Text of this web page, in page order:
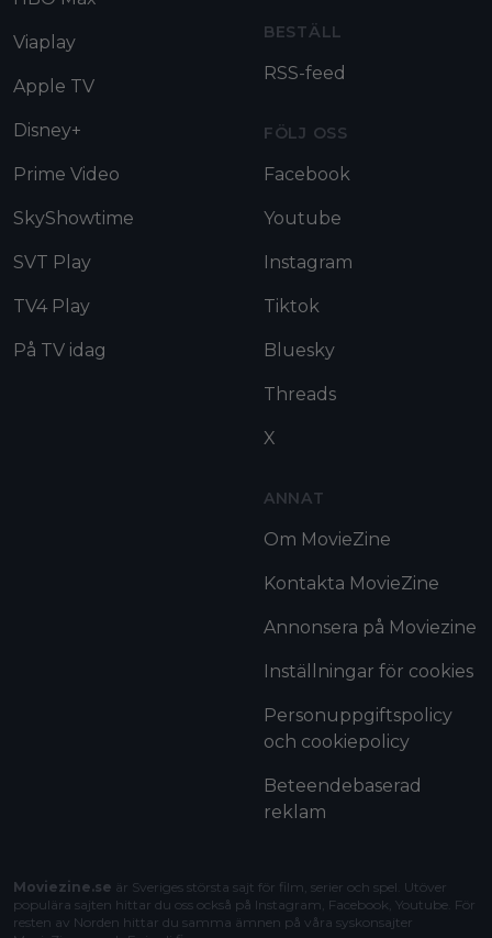
Viaplay
Apple TV
Disney+
Prime Video
SkyShowtime
SVT Play
TV4 Play
På TV idag
BESTÄLL
RSS-feed
FÖLJ OSS
Facebook
Youtube
Instagram
Tiktok
Bluesky
Threads
X
ANNAT
Om MovieZine
Kontakta MovieZine
Annonsera på Moviezine
Inställningar för cookies
Personuppgiftspolicy
och cookiepolicy
Beteendebaserad
reklam
Moviezine.se är Sveriges största sajt för film, serier och spel. Utöver
populära sajten hittar du oss också på Instagram, Facebook, Youtube. För
resten av Norden hittar du samma ämnen på våra syskonsajter